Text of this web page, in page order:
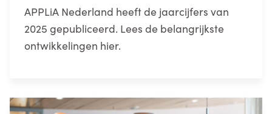
APPLiA Nederland heeft de jaarcijfers van
2025 gepubliceerd. Lees de belangrijkste
ontwikkelingen hier.